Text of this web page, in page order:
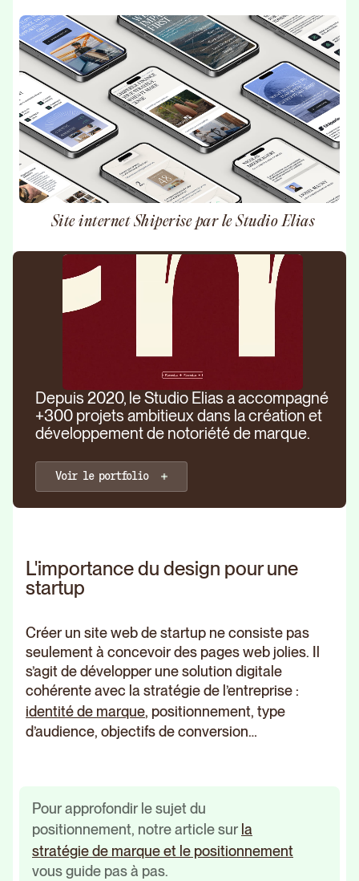
Site internet Shiperise par le Studio Elias
Depuis 2020, le Studio Elias a accompagné
+300 projets ambitieux dans la création et
développement de notoriété de marque.
Voir le portfolio
L'importance du design pour une
startup
Créer un site web de startup ne consiste pas
seulement à concevoir des pages web jolies. Il
s’agit de développer une solution digitale
cohérente avec la stratégie de l’entreprise :
identité de marque, positionnement, type
d’audience, objectifs de conversion…
Pour approfondir le sujet du
positionnement, notre article sur la
stratégie de marque et le positionnement
vous guide pas à pas.